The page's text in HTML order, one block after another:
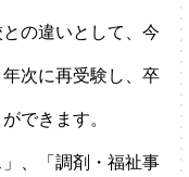
の違いとして、今
次に再受験し、卒
できます。
、「調剤・福祉事